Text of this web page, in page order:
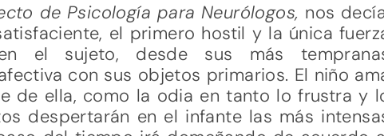
de Psicología para Neurólogos, nos
el primero hostil y la única
en el sujeto, desde sus más
con sus objetos primarios. El niño
de ella, como la odia en tanto lo frustra y
despertarán en el infante las más